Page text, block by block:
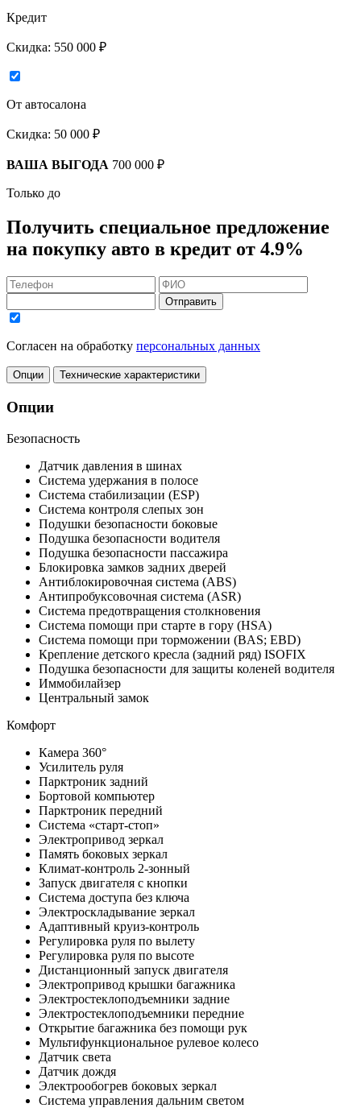
Кредит
Скидка: 550 000 ₽
От автосалона
Скидка: 50 000 ₽
ВАША ВЫГОДА 700 000 ₽
Только до
Получить специальное предложение
на покупку авто в кредит от 4.9%
Отправить
Согласен на обработку персональных данных
Опции Технические характеристики
Опции
Безопасность
Датчик давления в шинах
Система удержания в полосе
Система стабилизации (ESP)
Система контроля слепых зон
Подушки безопасности боковые
Подушка безопасности водителя
Подушка безопасности пассажира
Блокировка замков задних дверей
Антиблокировочная система (ABS)
Антипробуксовочная система (ASR)
Система предотвращения столкновения
Система помощи при старте в гору (HSA)
Система помощи при торможении (BAS; EBD)
Крепление детского кресла (задний ряд) ISOFIX
Подушка безопасности для защиты коленей водителя
Иммобилайзер
Центральный замок
Комфорт
Камера 360°
Усилитель руля
Парктроник задний
Бортовой компьютер
Парктроник передний
Система «старт-стоп»
Электропривод зеркал
Память боковых зеркал
Климат-контроль 2-зонный
Запуск двигателя с кнопки
Система доступа без ключа
Электроскладывание зеркал
Адаптивный круиз-контроль
Регулировка руля по вылету
Регулировка руля по высоте
Дистанционный запуск двигателя
Электропривод крышки багажника
Электростеклоподъемники задние
Электростеклоподъемники передние
Открытие багажника без помощи рук
Мультифункциональное рулевое колесо
Датчик света
Датчик дождя
Электрообогрев боковых зеркал
Система управления дальним светом